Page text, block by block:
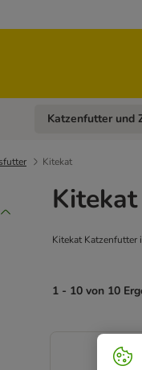
Kategorie-Menü
Katzenfutter und
Kitekat
Kitekat Katzenfutter
1 - 10 von 10